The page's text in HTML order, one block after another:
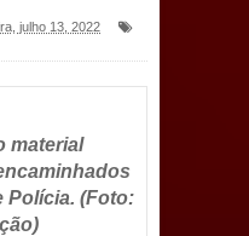
paga salários
e injeta R$
desenvolve ações
julho 13, 2022
material
Polícia. (Foto: